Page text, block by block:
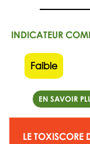
INDICATEUR
Faible
EN SAVOIR
LE TOXISCORE